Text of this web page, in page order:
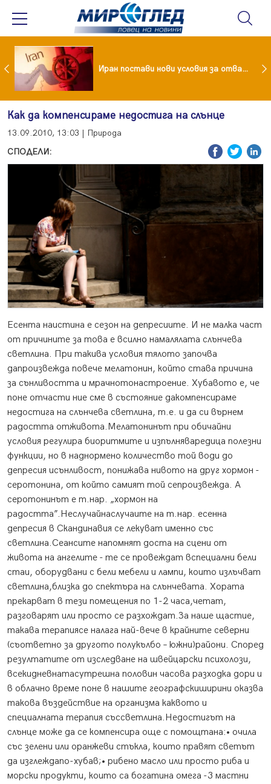
Как кетогенната диета се отразява на някои психични разстройства Иран постави нови условия за отварянето на Ормузкия проток
Как да компенсираме недостига на слънце
13.09.2010, 13:03 | Природа
СПОДЕЛИ:
Есента наистина е сезон на депресиите. И не малка част
от причините за това е всилно намалялата слънчева
светлина. При такива условия тялото започва
дапроизвежда повече мелатонин, който става причина
за сънливостта и мрачнотонастроение. Хубавото е, че
поне отчасти ние сме в състояние дакомпенсираме
недостига на слънчева светлина, т.е. и да си върнем
радостта отживота.Мелатонинът при обичайни
условия регулира биоритмите и изпълняваредица полезни
функции, но в наднормено количество той води до
депресия исънливост, понижава нивото на друг хормон -
серотонина, от който самият той сепроизвежда. А
серотонинът е т.нар. „хормон на
радостта”.Неслучайнаслучаите на т.нар. есенна
депресия в Скандинавия се лекуват именно със
светлина.Сеансите напомнят доста на сцени от
живота на ангелите - те се провеждат вспециални бели
стаи, оборудвани с бели мебели и лампи, които излъчват
светлина,близка до спектъра на слънчевата. Хората
прекарват в тези помещения по 1-2 часа,четат,
разговарят или просто се разхождат.За наше щастие,
такава терапиясе налага най-вече в крайните северни
(съответно за другото полукълбо – южни)райони. Според
резултатите от изследване на швейцарски психолози,
всекидневнатасутрешна половин часова разходка дори и
в облачно време поне в нашите географскиширини оказва
такова въздействие на организма каквото и
специалната терапия съссветлина.Недостигът на
слънце може да се компенсира още с помощтана:• очила
със зелени или оранжеви стъкла, които правят светът
да изглеждапо-хубав;• рибено масло или просто риба и
морски продукти, които са богатина омега -3 мастни